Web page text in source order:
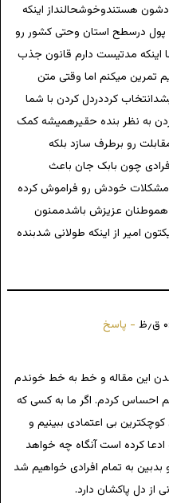
هستندوخوشحالنداز اینکه
پول درسطح استان وحتی کشور رو
اینکه مدتیست دارم قانون جذب
تمرین میکنم اما وقتی متن
کرددردل کردن با شما
به نظر بنده حقیرهمیشه کمک
رو برطرف سازد بلکه
چون بابک جان باعث
خودش رو فراموش کرده
عزیزش باشدممنون
امیر از اینکه طولانی شدبنده
پاسخ
این مقاله و خط به خط خوندم
احساس کردم. اگر ما به کسی که
بی اعتمادی ببینیم و
کرده است آنگاه چه خواهد
به تمام افرادی خواهیم شد
از دل پاکشان دارد.